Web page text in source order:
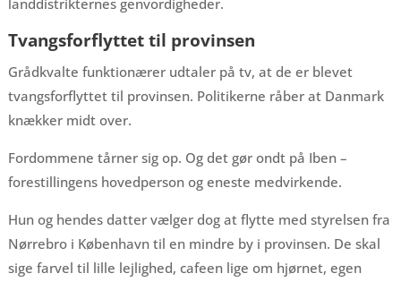
landdistrikternes genvordigheder.
Tvangsforflyttet til provinsen
Grådkvalte funktionærer udtaler på tv, at de er blevet
tvangsforflyttet til provinsen. Politikerne råber at Danmark
knækker midt over.
Fordommene tårner sig op. Og det gør ondt på Iben –
forestillingens hovedperson og eneste medvirkende.
Hun og hendes datter vælger dog at flytte med styrelsen fra
Nørrebro i København til en mindre by i provinsen. De skal
sige farvel til lille lejlighed, cafeen lige om hjørnet, egen